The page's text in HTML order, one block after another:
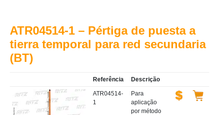
ATR04514-1 – Pértiga de puesta a
tierra temporal para red secundaria
(BT)
Referência Descrição
ATR04514-
1
Para
aplicação
por método